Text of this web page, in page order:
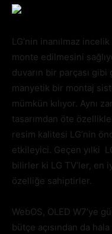
LG’nin inanılmaz
monte edilmesini
duvarın bir parçası gibi
manyetik bir montaj
mümkün kılıyor. Aynı
tasarımdan öte
resim kalitesi LG’nin
etkileyici. Geçen yılki
bilirler ki LG TV’ler, en
özelliğe sahiptirler.
WebOS, OLED W7’ye
bütçe açısından da